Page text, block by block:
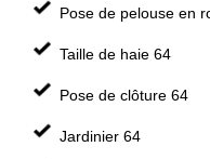
Pose de pelouse en
Taille de haie 64
Pose de clôture 64
Jardinier 64